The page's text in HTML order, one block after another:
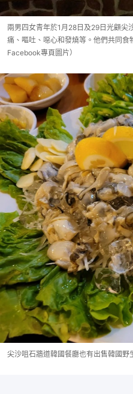
兩男四女青年於1月28日及29日光顧尖
痛、嘔吐、噁心和發燒等。他們共同
Facebook專頁圖片）
尖沙咀石牆道韓國餐廳也有出售韓國野